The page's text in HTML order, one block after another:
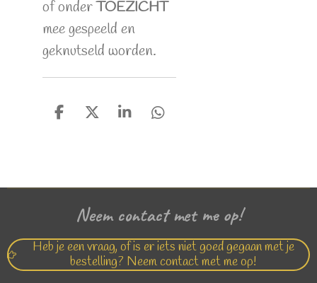
of onderTOEZICHT
mee gespeeld en
geknutseld worden.
D
D
S
D
Neem contact met me op!
Heb je een vraag, of is er iets niet goed gegaan met je
bestelling? Neem contact met me op!